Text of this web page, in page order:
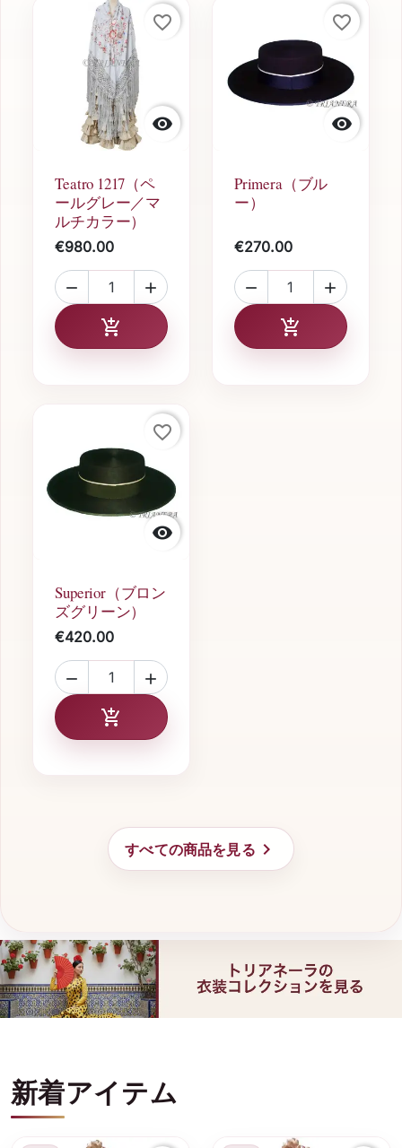

favorite_border
Teatro 1217（ペ
ールグレー／マ
ルチカラー）
€980.00
 
 カートに追加

favorite_border
Primera（ブル
ー）
€270.00
 
 カートに追加

favorite_border
Superior（ブロン
ズグリーン）
€420.00
 
 カートに追加
すべての商品を見る 
新着アイテム